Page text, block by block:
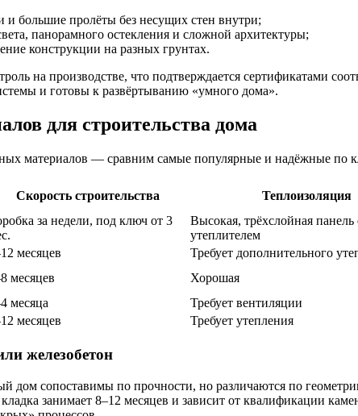
большие пролёты без несущих стен внутри;
панорамного остекления и сложной архитектуры;
конструкции на разных грунтах.
на производстве, что подтверждается сертификатами
и готовы к развёртыванию «умного дома».
для строительства дома
материалов — сравним самые популярные и надёжные по
Скорость строительства Теплоизоляция
за недели, под ключ от 3
Высокая, трёхслойная панель
утеплителем
месяцев Требует дополнительного
месяцев Хорошая
месяца Требует вентиляции
месяцев Требует утепления
железобетон
сопоставимы по прочности, но различаются по
кладка занимает 8–12 месяцев и зависит от квалификации